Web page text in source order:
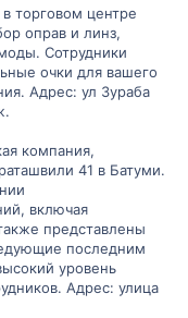
торговом центре
оправ и линз,
Сотрудники
очки для вашего
Адрес: ул Зураба
компания,
41 в Батуми.
включая
представлены
последним
уровень
Адрес: улица